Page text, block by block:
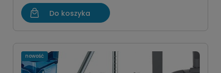
Do koszyka
nowość